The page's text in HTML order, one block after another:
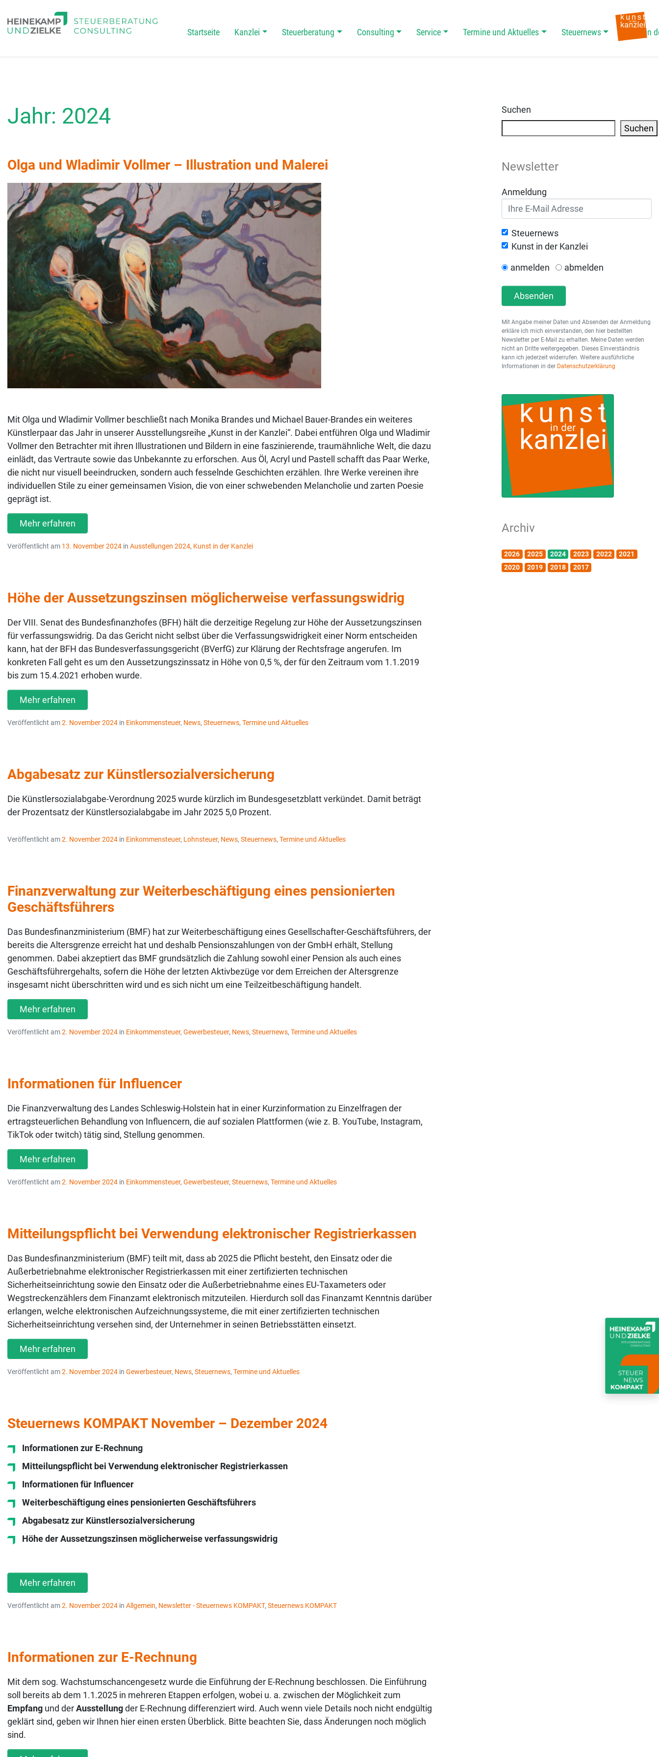
Main Navigation
Startseite Kanzlei Steuerberatung Consulting Service Termine und Aktuelles Steuernews Kunst in
Jahr: 2024
Olga und Wladimir Vollmer – Illustration und Malerei
Mit Olga und Wladimir Vollmer beschließt nach Monika Brandes und Michael Bauer-Brandes ein weiteres
Künstlerpaar das Jahr in unserer Ausstellungsreihe „Kunst in der Kanzlei“. Dabei entführen Olga und Wladimir
Vollmer den Betrachter mit ihren Illustrationen und Bildern in eine faszinierende, traumähnliche Welt, die dazu
einlädt, das Vertraute sowie das Unbekannte zu erforschen. Aus Öl, Acryl und Pastell schafft das Paar Werke,
die nicht nur visuell beeindrucken, sondern auch fesselnde Geschichten erzählen. Ihre Werke vereinen ihre
individuellen Stile zu einer gemeinsamen Vision, die von einer schwebenden Melancholie und zarten Poesie
geprägt ist.
Mehr erfahren
Veröffentlicht am 13. November 2024 in Ausstellungen 2024, Kunst in der Kanzlei
Höhe der Aussetzungszinsen möglicherweise verfassungswidrig
Der VIII. Senat des Bundesfinanzhofes (BFH) hält die derzeitige Regelung zur Höhe der Aussetzungszinsen
für verfassungswidrig. Da das Gericht nicht selbst über die Verfassungswidrigkeit einer Norm entscheiden
kann, hat der BFH das Bundesverfassungsgericht (BVerfG) zur Klärung der Rechtsfrage angerufen. Im
konkreten Fall geht es um den Aussetzungszinssatz in Höhe von 0,5 %, der für den Zeitraum vom 1.1.2019
bis zum 15.4.2021 erhoben wurde.
Mehr erfahren
Veröffentlicht am2. November 2024 in Einkommensteuer, News, Steuernews, Termine und Aktuelles
Abgabesatz zur Künstlersozialversicherung
Die Künstlersozialabgabe-Verordnung 2025 wurde kürzlich im Bundesgesetzblatt verkündet. Damit beträgt
der Prozentsatz der Künstlersozialabgabe im Jahr 2025 5,0 Prozent.
Veröffentlicht am2. November 2024 in Einkommensteuer, Lohnsteuer, News, Steuernews, Termine und Aktuelles
Finanzverwaltung zur Weiterbeschäftigung eines pensionierten
Geschäftsführers
Das Bundesfinanzministerium (BMF) hat zur Weiterbeschäftigung eines Gesellschafter-Geschäftsführers, der
bereits die Altersgrenze erreicht hat und deshalb Pensionszahlungen von der GmbH erhält, Stellung
genommen. Dabei akzeptiert das BMF grundsätzlich die Zahlung sowohl einer Pension als auch eines
Geschäftsführergehalts, sofern die Höhe der letzten Aktivbezüge vor dem Erreichen der Altersgrenze
insgesamt nicht überschritten wird und es sich nicht um eine Teilzeitbeschäftigung handelt.
Mehr erfahren
Veröffentlicht am2. November 2024 in Einkommensteuer, Gewerbesteuer, News, Steuernews, Termine und Aktuelles
Informationen für Influencer
Die Finanzverwaltung des Landes Schleswig-Holstein hat in einer Kurzinformation zu Einzelfragen der
ertragsteuerlichen Behandlung von Influencern, die auf sozialen Plattformen (wie z. B. YouTube, Instagram,
TikTok oder twitch) tätig sind, Stellung genommen.
Mehr erfahren
Veröffentlicht am2. November 2024 in Einkommensteuer, Gewerbesteuer, Steuernews, Termine und Aktuelles
Mitteilungspflicht bei Verwendung elektronischer Registrierkassen
Das Bundesfinanzministerium (BMF) teilt mit, dass ab 2025 die Pflicht besteht, den Einsatz oder die
Außerbetriebnahme elektronischer Registrierkassen mit einer zertifizierten technischen
Sicherheitseinrichtung sowie den Einsatz oder die Außerbetriebnahme eines EU-Taxameters oder
Wegstreckenzählers dem Finanzamt elektronisch mitzuteilen. Hierdurch soll das Finanzamt Kenntnis darüber
erlangen, welche elektronischen Aufzeichnungssysteme, die mit einer zertifizierten technischen
Sicherheitseinrichtung versehen sind, der Unternehmer in seinen Betriebsstätten einsetzt.
Mehr erfahren
Veröffentlicht am2. November 2024 in Gewerbesteuer, News, Steuernews, Termine und Aktuelles
Steuernews KOMPAKT November – Dezember 2024
Informationen zur E-Rechnung
Mitteilungspflicht bei Verwendung elektronischer Registrierkassen
Informationen für Influencer
Weiterbeschäftigung eines pensionierten Geschäftsführers
Abgabesatz zur Künstlersozialversicherung
Höhe der Aussetzungszinsen möglicherweise verfassungswidrig
Mehr erfahren
Veröffentlicht am2. November 2024 in Allgemein, Newsletter - Steuernews KOMPAKT, Steuernews KOMPAKT
Informationen zur E-Rechnung
Mit dem sog. Wachstumschancengesetz wurde die Einführung der E-Rechnung beschlossen. Die Einführung
soll bereits ab dem 1.1.2025 in mehreren Etappen erfolgen, wobei u. a. zwischen der Möglichkeit zum
Empfang und derAusstellungder E-Rechnung differenziert wird. Auch wenn viele Details noch nicht endgültig
geklärt sind, geben wir Ihnen hier einen ersten Überblick. Bitte beachten Sie, dass Änderungen noch möglich
sind.
Suchen
Suchen
Newsletter
Anmeldung
Steuernews
Kunst in der Kanzlei
anmelden abmelden
Absenden
Mit Angabe meiner Daten und Absenden der Anmeldung
erkläre ich mich einverstanden, den hier bestellten
Newsletter per E-Mail zu erhalten. Meine Daten werden
nicht an Dritte weitergegeben. Dieses Einverständnis
kann ich jederzeit widerrufen. Weitere ausführliche
Informationen in der Datenschutzerklärung
Archiv
2026 2025 2024 2023 2022
2021
2020
2019 2018 2017